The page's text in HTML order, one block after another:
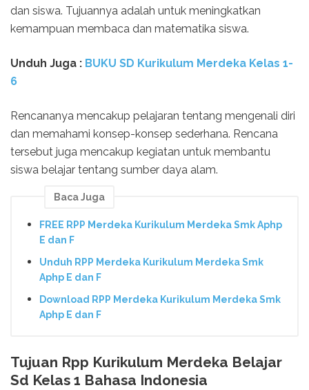
dan siswa. Tujuannya adalah untuk meningkatkan
kemampuan membaca dan matematika siswa.
Unduh Juga : BUKU SD Kurikulum Merdeka Kelas 1-
6
Rencananya mencakup pelajaran tentang mengenali diri
dan memahami konsep-konsep sederhana. Rencana
tersebut juga mencakup kegiatan untuk membantu
siswa belajar tentang sumber daya alam.
Baca Juga
FREE RPP Merdeka Kurikulum Merdeka Smk Aphp
E dan F
Unduh RPP Merdeka Kurikulum Merdeka Smk
Aphp E dan F
Download RPP Merdeka Kurikulum Merdeka Smk
Aphp E dan F
Tujuan Rpp Kurikulum Merdeka Belajar
Sd Kelas 1 Bahasa Indonesia